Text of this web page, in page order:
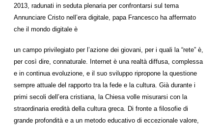
2013, radunati in seduta plenaria per confrontarsi sul tema
Annunciare Cristo nell’era digitale, papa Francesco ha affermato
che il mondo digitale è
un campo privilegiato per l’azione dei giovani, per i quali la “rete” è,
per così dire, connaturale. Internet è una realtà diffusa, complessa
e in continua evoluzione, e il suo sviluppo ripropone la questione
sempre attuale del rapporto tra la fede e la cultura. Già durante i
primi secoli dell’era cristiana, la Chiesa volle misurarsi con la
straordinaria eredità della cultura greca. Di fronte a filosofie di
grande profondità e a un metodo educativo di eccezionale valore,